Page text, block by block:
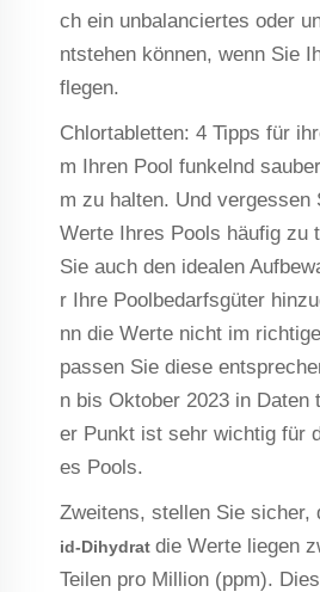
ch ein unbalanciertes oder
ntstehen können, wenn Sie
flegen.
Chlortabletten: 4 Tipps für
m Ihren Pool funkelnd
m zu halten. Und vergessen
Werte Ihres Pools häufig zu
Sie auch den idealen
r Ihre Poolbedarfsgüter
nn die Werte nicht im
passen Sie diese
n bis Oktober 2023 in Daten
er Punkt ist sehr wichtig für
es Pools.
Zweitens, stellen Sie sicher,
id-Dihydrat die Werte liegen
Teilen pro Million (ppm).